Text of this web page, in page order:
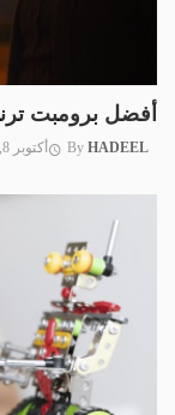
أفضل برومبت
By HADEEL أكتوبر 8, 2025